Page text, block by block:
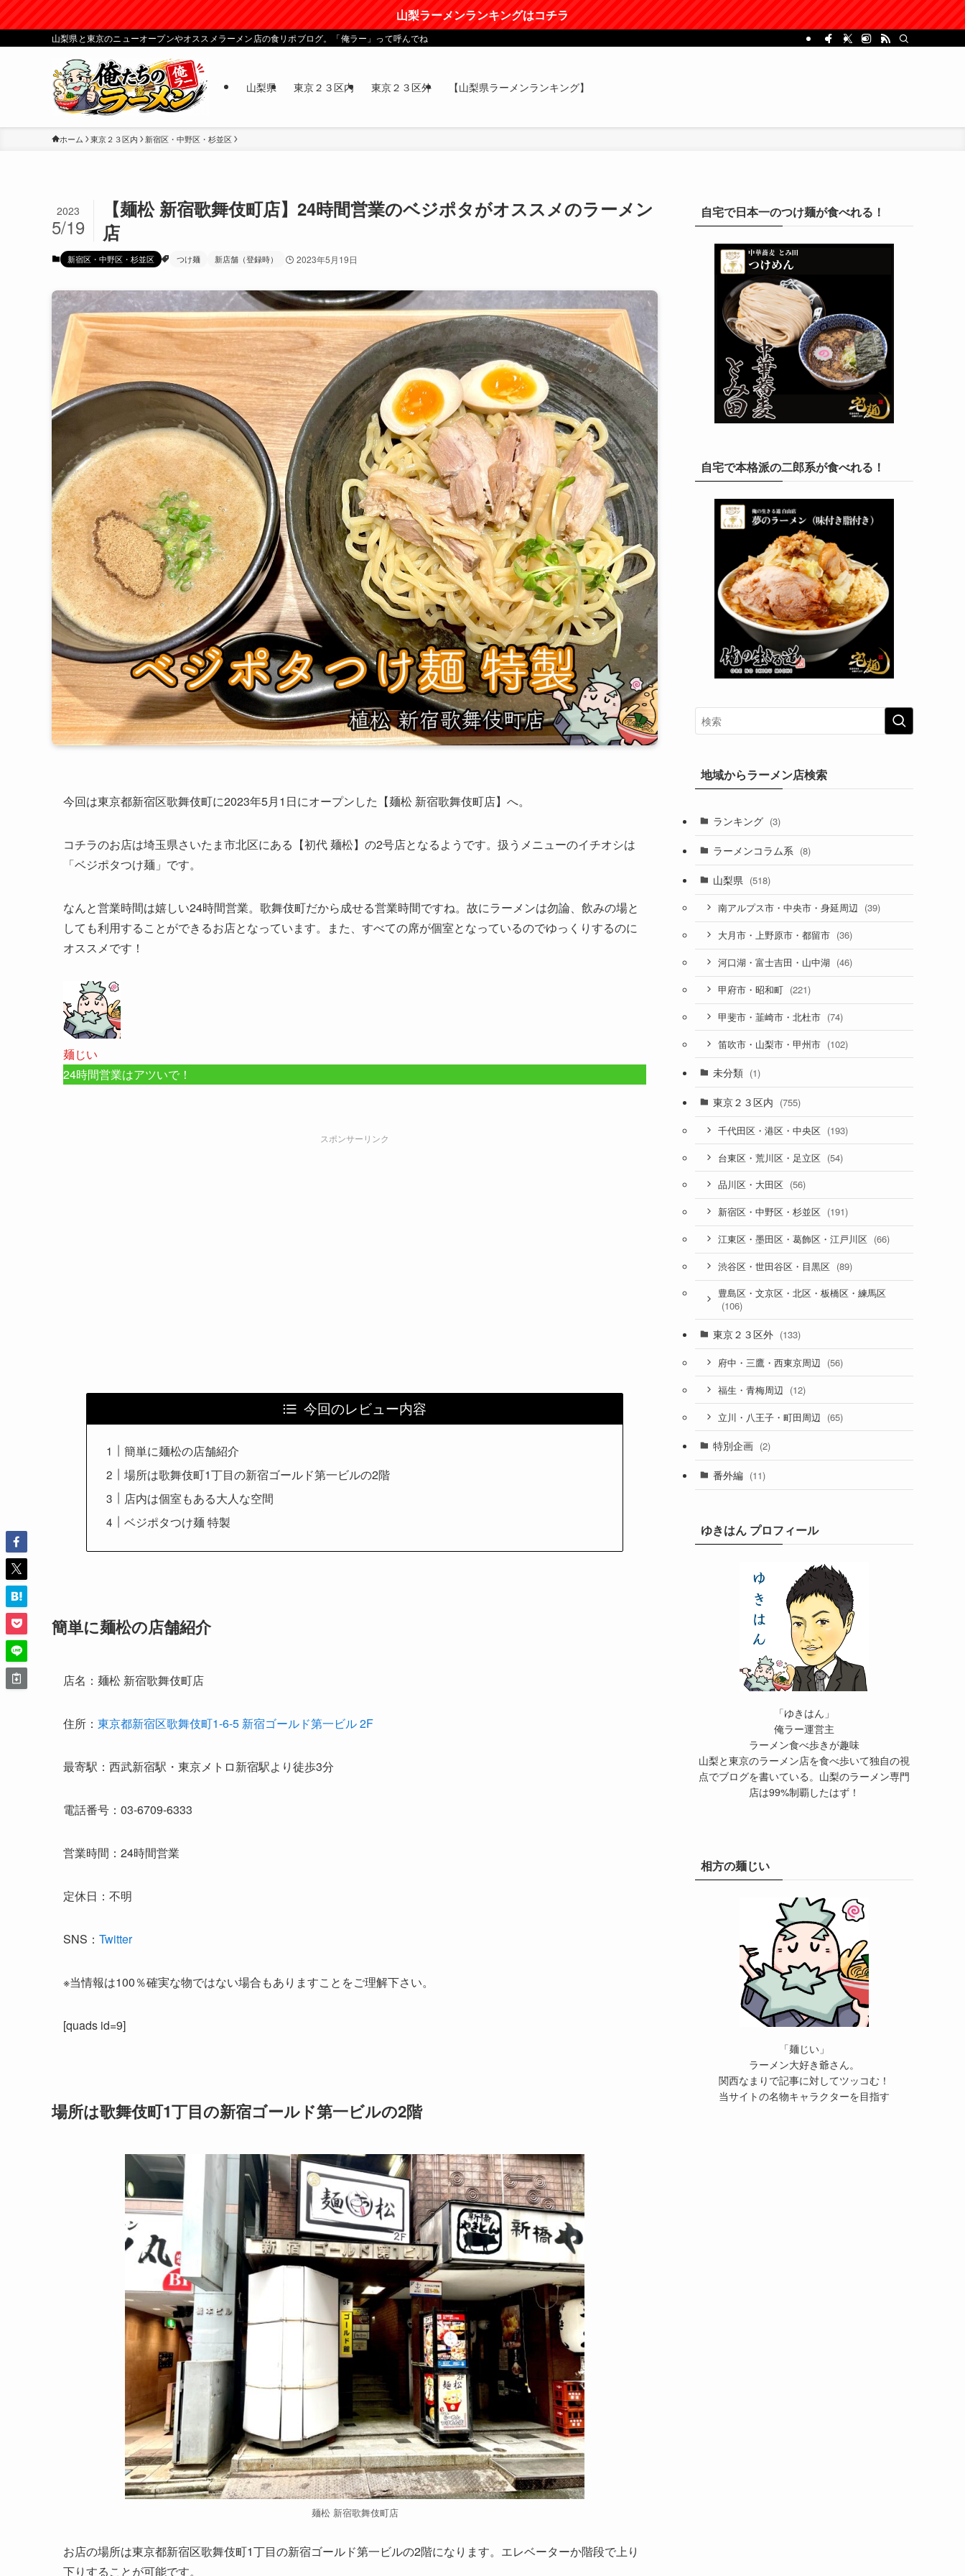
山梨ラーメンランキングはコチラ
山梨県と東京のニューオープンやオススメラーメン店の食リポブログ。「俺ラー」って呼んでね
山梨県 東京２３区内 東京２３区外 【山梨県ラーメンランキング】
ホーム 東京２３区内 新宿区・中野区・杉並区
【麺松 新宿歌舞伎町店】24時間営業のベジポタがオススメのラーメン
店
2023
5/19
新宿区・中野区・杉並区 つけ麺 新店舗（登録時） 2023年5月19日
今回は東京都新宿区歌舞伎町に2023年5月1日にオープンした【麺松 新宿歌舞伎町店】へ。
コチラのお店は埼玉県さいたま市北区にある【初代 麺松】の2号店となるようです。扱うメニューのイチオシは
「ベジポタつけ麺」です。
なんと営業時間は嬉しい24時間営業。歌舞伎町だから成せる営業時間ですね。故にラーメンは勿論、飲みの場と
しても利用することができるお店となっています。また、すべての席が個室となっているのでゆっくりするのに
オススメです！
麺じい
24時間営業はアツいで！
スポンサーリンク
今回のレビュー内容
簡単に麺松の店舗紹介
場所は歌舞伎町1丁目の新宿ゴールド第一ビルの2階
店内は個室もある大人な空間
ベジポタつけ麺 特製
簡単に麺松の店舗紹介
店名：麺松 新宿歌舞伎町店
住所： 東京都新宿区歌舞伎町1-6-5 新宿ゴールド第一ビル 2F
最寄駅：西武新宿駅・東京メトロ新宿駅より徒歩3分
電話番号：03-6709-6333
営業時間：24時間営業
定休日：不明
SNS： Twitter
※当情報は100％確実な物ではない場合もありますことをご理解下さい。
[quads id=9]
場所は歌舞伎町1丁目の新宿ゴールド第一ビルの2階
麺松 新宿歌舞伎町店
お店の場所は東京都新宿区歌舞伎町1丁目の新宿ゴールド第一ビルの2階になります。エレベーターか階段で上り
下りすることが可能です。
自宅で日本一のつけ麺が食べれる！
自宅で本格派の二郎系が食べれる！
地域からラーメン店検索
ランキング (3)
ラーメンコラム系 (8)
山梨県 (518)
南アルプス市・中央市・身延周辺 (39)
大月市・上野原市・都留市 (36)
河口湖・富士吉田・山中湖 (46)
甲府市・昭和町 (221)
甲斐市・韮崎市・北杜市 (74)
笛吹市・山梨市・甲州市 (102)
未分類 (1)
東京２３区内 (755)
千代田区・港区・中央区 (193)
台東区・荒川区・足立区 (54)
品川区・大田区 (56)
新宿区・中野区・杉並区 (191)
江東区・墨田区・葛飾区・江戸川区 (66)
渋谷区・世田谷区・目黒区 (89)
豊島区・文京区・北区・板橋区・練馬区
(106)
東京２３区外 (133)
府中・三鷹・西東京周辺 (56)
福生・青梅周辺 (12)
立川・八王子・町田周辺 (65)
特別企画 (2)
番外編 (11)
ゆきはん プロフィール
「ゆきはん」
俺ラー運営主
ラーメン食べ歩きが趣味
山梨と東京のラーメン店を食べ歩いて独自の視
点でブログを書いている。山梨のラーメン専門
店は99%制覇したはず！
相方の麺じい
「麺じい」
ラーメン大好き爺さん。
関西なまりで記事に対してツッコむ！
当サイトの名物キャラクターを目指す